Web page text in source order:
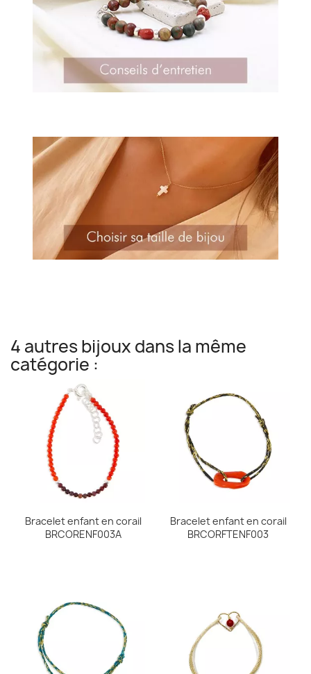
4 autres bijoux dans la même
catégorie :
Bracelet enfant en corail
BRCORENF003A
Bracelet enfant en corail
BRCORFTENF003